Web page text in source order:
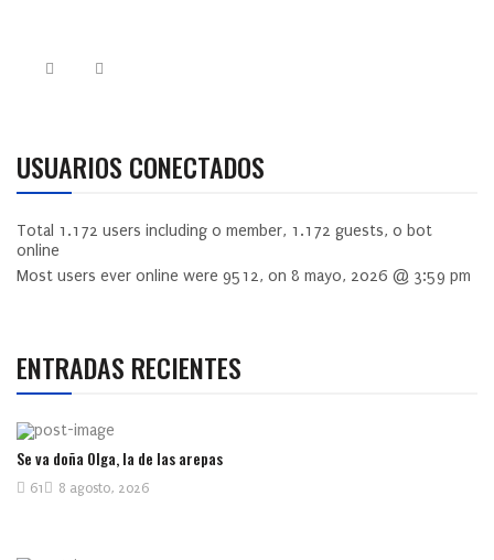
USUARIOS CONECTADOS
Total 1.172 users including 0 member, 1.172 guests, 0 bot
online
Most users ever online were 9512, on 8 mayo, 2026 @ 3:59 pm
ENTRADAS RECIENTES
Se va doña Olga, la de las arepas
8 agosto, 2026
61